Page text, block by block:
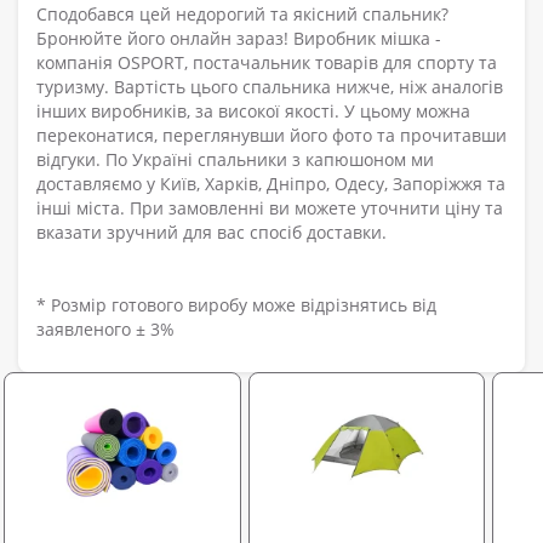
Сподобався цей недорогий та якісний спальник?
Бронюйте його онлайн зараз! Виробник мішка -
компанія OSPORT, постачальник товарів для спорту та
туризму. Вартість цього спальника нижче, ніж аналогів
інших виробників, за високої якості. У цьому можна
переконатися, переглянувши його фото та прочитавши
відгуки. По Україні спальники з капюшоном ми
доставляємо у Київ, Харків, Дніпро, Одесу, Запоріжжя та
інші міста. При замовленні ви можете уточнити ціну та
вказати зручний для вас спосіб доставки.
* Розмір готового виробу може відрізнятись від
заявленого ± 3%